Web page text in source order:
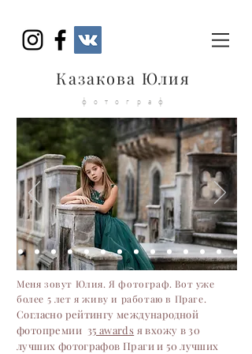
Казакова Юлия
фотограф
Меня зовут Юлия. Я фотограф. Вот уже
более 5 лет я живу и работаю в Праге.
Согласно рейтингу международной
фотопремии 35 awards я вхожу в 30
лучших фотографов Праги и 50 лучших